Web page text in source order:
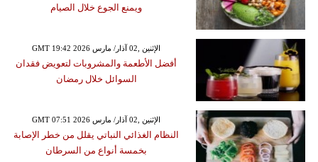
ويمنع الجوع خلال الصيام
GMT 19:42 2026 الإثنين ,02 آذار/ مارس
أفضل الأطعمة والمشروبات لتعويض فقدان
السوائل خلال رمضان
GMT 07:51 2026 الإثنين ,02 آذار/ مارس
النظام الغذائي النباتي يقلل من خطر الإصابة
بخمسة أنواع من السرطان